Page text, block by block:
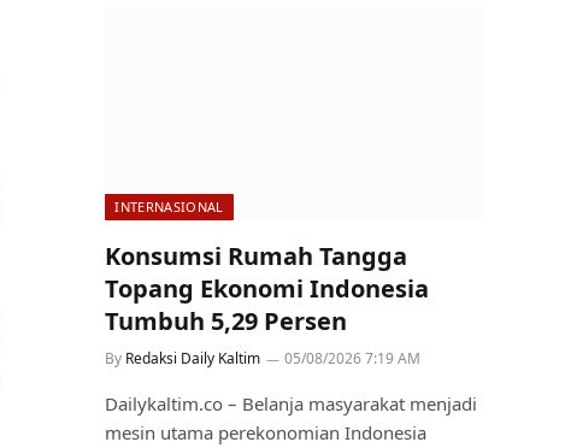
INTERNASIONAL
Konsumsi Rumah Tangga
Topang Ekonomi Indonesia
Tumbuh 5,29 Persen
By Redaksi Daily Kaltim 05/08/2026 7:19 AM
Dailykaltim.co – Belanja masyarakat menjadi
mesin utama perekonomian Indonesia